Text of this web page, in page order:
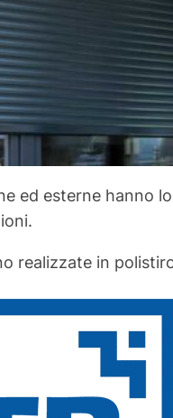
ed esterne hanno
realizzate in